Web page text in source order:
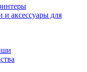
и аксессуары для